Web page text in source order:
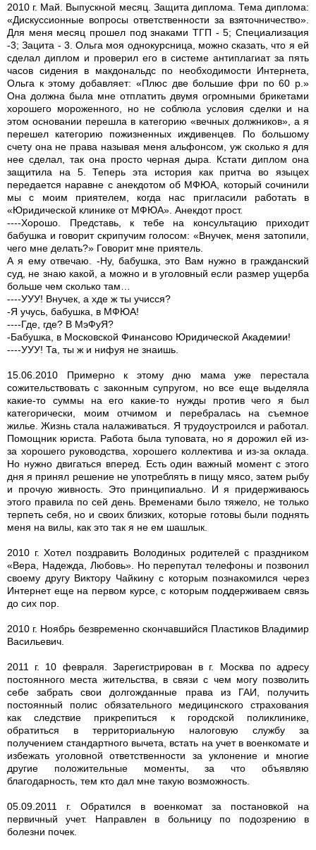
2010 г. Май. Выпускной месяц. Защита диплома. Тема диплома:
«Дискуссионные вопросы ответственности за взяточничество».
Для меня месяц прошел под знаками ТГП - 5; Специализация
-3; Зацита - 3. Ольга моя однокурсница, можно сказать, что я ей
сделал диплом и проверил его в системе антиплагиат за пять
часов сидения в макдональдс по необходимости Интернета,
Ольга к этому добавляет: «Плюс две большие фри по 60 р.»
Она должна была мне отплатить двумя огромными брикетами
хорошего мороженного, но не соблюла условия сделки и на
этом основании перешла в категорию «вечных должников», а я
перешел категорию пожизненных иждивенцев. По большому
счету она не права называя меня альфонсом, уж сколько я для
нее сделал, так она просто черная дыра. Кстати диплом она
защитила на 5. Теперь эта история как притча во языцех
передается наравне с анекдотом об МФЮА, который сочинили
мы с моим приятелем, когда нас пригласили работать в
«Юридической клинике от МФЮА». Анекдот прост.
----Хорошо. Представь, к тебе на консультацию приходит
бабушка и говорит скрипучим голосом: «Внучек, меня затопили,
чего мне делать?» Говорит мне приятель.
А я ему отвечаю. -Ну, бабушка, это Вам нужно в гражданский
суд, не знаю какой, а можно и в уголовный если размер ущерба
больше чем сколько там…
----УУУ! Внучек, а хде ж ты учисся?
-Я учусь, бабушка, в МФЮА!
----Где, где? В МэФуЯ?
-Бабушка, в Московской Финансово Юридической Академии!
----УУУ! Та, ты ж и нифуя не знаишь.
15.06.2010 Примерно к этому дню мама уже перестала
сожительствовать с законным супругом, но все еще выделяла
какие-то суммы на его какие-то нужды против чего я был
категорически, моим отчимом и перебралась на съемное
жилье. Жизнь стала налаживаться. Я трудоустроился и работал.
Помощник юриста. Работа была туповата, но я дорожил ей из-
за хорошего руководства, хорошего коллектива и из-за оклада.
Но нужно двигаться вперед. Есть один важный момент с этого
дня я принял решение не употреблять в пищу мясо, затем рыбу
и прочую живность. Это принципиально. И я придерживаюсь
этого правила по сей день. Временами было тяжело, не только
терпеть себя, но и своих близких, которые готовы были поднять
меня на вилы, как это так я не ем шашлык.
2010 г. Хотел поздравить Володиных родителей с праздником
«Вера, Надежда, Любовь». Но перепутал телефоны и позвонил
своему другу Виктору Чайкину с которым познакомился через
Интернет еще на первом курсе, с которым поддерживаем связь
до сих пор.
2010 г. Ноябрь безвременно скончавшийся Пластиков Владимир
Васильевич.
2011 г. 10 февраля. Зарегистрирован в г. Москва по адресу
постоянного места жительства, в связи с чем могу позволить
себе забрать свои долгожданные права из ГАИ, получить
постоянный полис обязательного медицинского страхования
как следствие прикрепиться к городской поликлинике,
обратиться в территориальную налоговую службу за
получением стандартного вычета, встать на учет в военкомате и
избежать уголовной ответственности за уклонение и многие
другие положительные моменты, за что объявляю
благодарность, тем кто дал мне такую возможность.
05.09.2011 г. Обратился в военкомат за постановкой на
первичный учет. Направлен в больницу по подозрению в
болезни почек.